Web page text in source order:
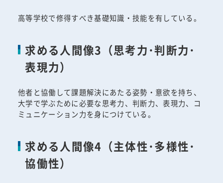
高等学校で修得すべき基礎知識・技能を有している。
求める人間像3（思考力･判断力･
表現力）
他者と協働して課題解決にあたる姿勢・意欲を持ち、
大学で学ぶために必要な思考力、判断力、表現力、コ
ミュニケーション力を身につけている。
求める人間像4（主体性･多様性･
協働性）